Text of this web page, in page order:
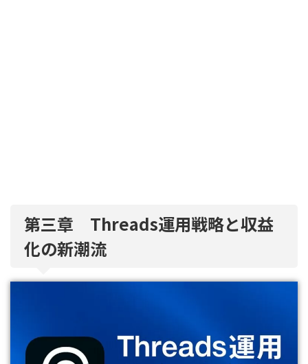
第三章 Threads運用戦略と収益
化の新潮流